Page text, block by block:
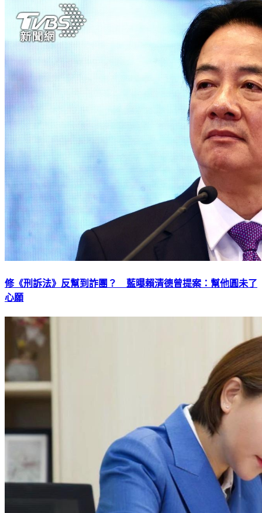
修《刑訴法》反幫到詐團？ 藍曝賴清德曾提案：幫他圓未了
心願